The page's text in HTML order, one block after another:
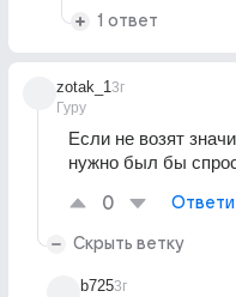
1 ответ
zotak_1
Гуру
3г
Если не возят
нужно был бы
0
Скрыть ветку
b7253г